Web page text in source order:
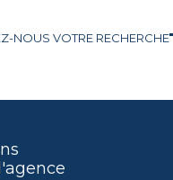
NOUS VOTRE RECHERCHE